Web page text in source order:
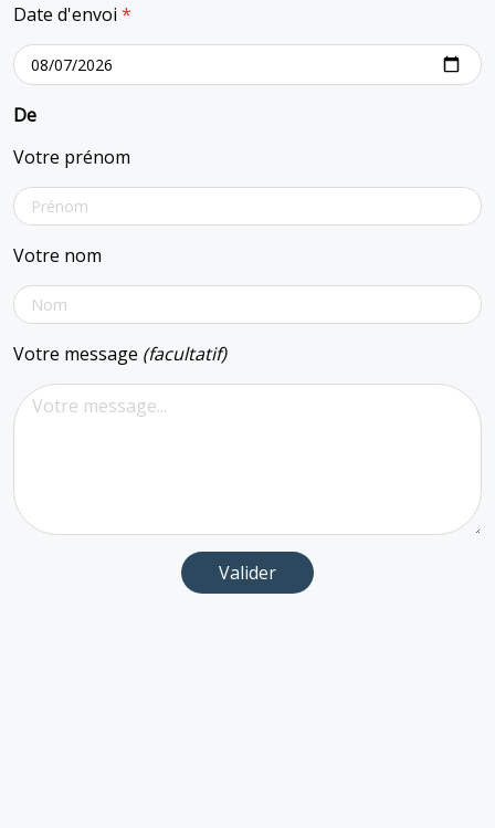
Date d'envoi *
De
Votre prénom
Votre nom
Votre message (facultatif)